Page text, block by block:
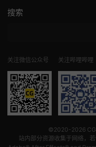
搜索
关注微信公众号 关注哔哩哔哩
©2020-2026
站内部分资源收集于网络，